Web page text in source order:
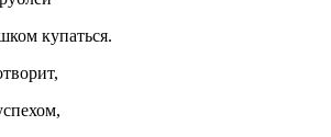
купаться.